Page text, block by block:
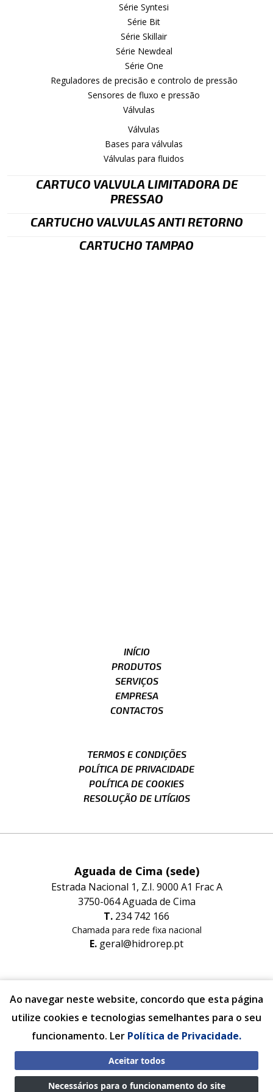
Série Syntesi
Série Bit
Série Skillair
Série Newdeal
Série One
Reguladores de precisão e controlo de pressão
Sensores de fluxo e pressão
Válvulas
Válvulas
Bases para válvulas
Válvulas para fluidos
CARTUCO VALVULA LIMITADORA DE
PRESSAO
CARTUCHO VALVULAS ANTI RETORNO
CARTUCHO TAMPAO
Ao navegar neste website, concordo que esta página
utilize cookies e tecnologias semelhantes para o seu
funcionamento. Ler Política de Privacidade.
Aceitar todos
Necessários para o funcionamento do site
INÍCIO
PRODUTOS
SERVIÇOS
EMPRESA
CONTACTOS
TERMOS E CONDIÇÕES
POLÍTICA DE PRIVACIDADE
POLÍTICA DE COOKIES
RESOLUÇÃO DE LITÍGIOS
Aguada de Cima (sede)
Estrada Nacional 1, Z.I. 9000 A1 Frac A
3750-064 Aguada de Cima
234 742 166
Chamada para rede fixa nacional
geral@hidrorep.pt
Estrada Nacional nº1 Lugar do Areeiro
3850-200 Albergaria-a-Velha
234 527 010
albergaria@hidrorep.pt